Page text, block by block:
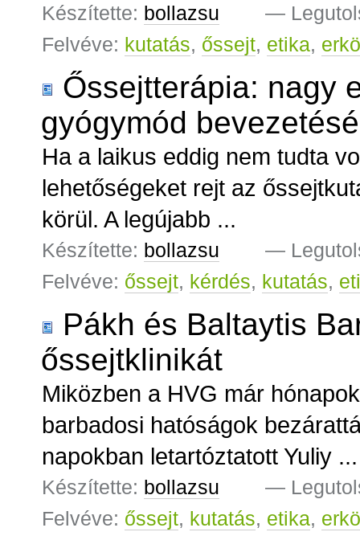
Készítette: bollazsu —
Felvéve: kutatás, őssejt, etika,
Őssejtterápia: nagy
gyógymód
Ha a laikus eddig nem tudta
lehetőségeket rejt az
körül. A legújabb ...
Készítette: bollazsu —
Felvéve: őssejt, kérdés, kutatás,
Pákh és Baltaytis
őssejtklinikát
Miközben a HVG már
barbadosi hatóságok
napokban letartóztatott Yuliy ...
Készítette: bollazsu —
Felvéve: őssejt, kutatás, etika,